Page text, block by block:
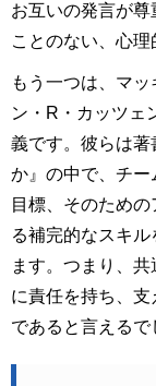
お互いの発言が
ことのない、心理
もう一つは、マ
ン・R・カッツェ
義です。彼らは著
か』の中で、チー
目標、そのため
る補完的なスキ
ます。つまり、
に責任を持ち、
であると言えるで